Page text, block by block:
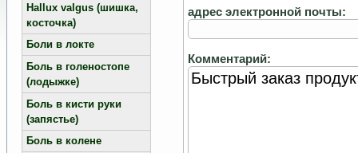
Hallux valgus (шишка,
косточка)
Боли в локте
Боль в голеностопе
(лодыжке)
Боль в кисти руки
(запястье)
Боль в колене
адрес электронной почты:
Комментарий: